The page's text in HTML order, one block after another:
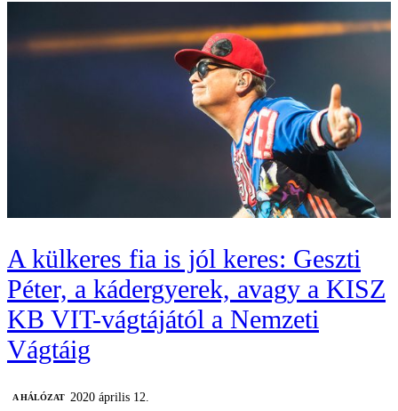
A külkeres fia is jól keres: Geszti
Péter, a kádergyerek, avagy a KISZ
KB VIT-vágtájától a Nemzeti
Vágtáig
A HÁLÓZAT
2020 április 12.